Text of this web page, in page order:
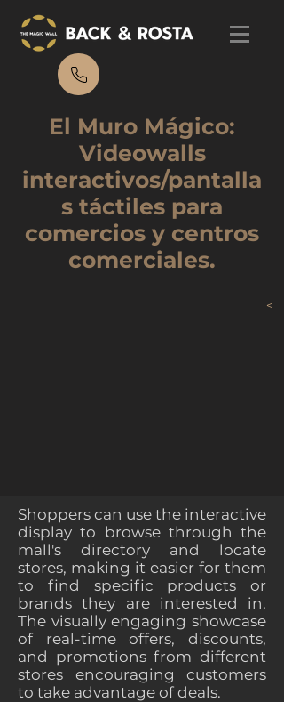
El Muro Mágico:
Videowalls
interactivos/pantalla
s táctiles para
comercios y centros
comerciales.
<
Shoppers can use the interactive
display to browse through the
mall's directory and locate
stores, making it easier for them
to find specific products or
brands they are interested in.
The visually engaging showcase
of real-time offers, discounts,
and promotions from different
stores encouraging customers
to take advantage of deals.